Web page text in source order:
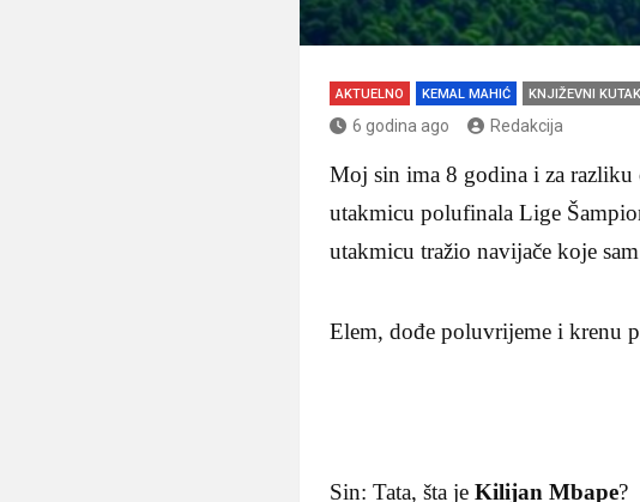
AKTUELNO KEMAL MAHIĆ KNJIŽEVNI KUTAK
6 godina ago Redakcija
Moj sin ima 8 godina i za razliku
utakmicu polufinala Lige
utakmicu tražio navijače koje
Elem, dođe poluvrijeme i krenu
Sin: Tata, šta jeKilijan Mbape?